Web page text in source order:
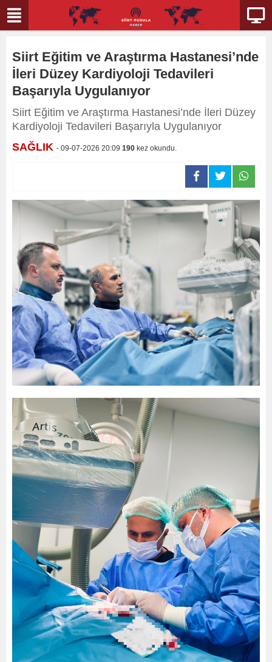
Siirt Eğitim ve Araştırma Hastanesi’nde
İleri Düzey Kardiyoloji Tedavileri
Başarıyla Uygulanıyor
Siirt Eğitim ve Araştırma Hastanesi’nde İleri Düzey
Kardiyoloji Tedavileri Başarıyla Uygulanıyor
SAĞLIK - 09-07-2026 20:09 190 kez okundu.